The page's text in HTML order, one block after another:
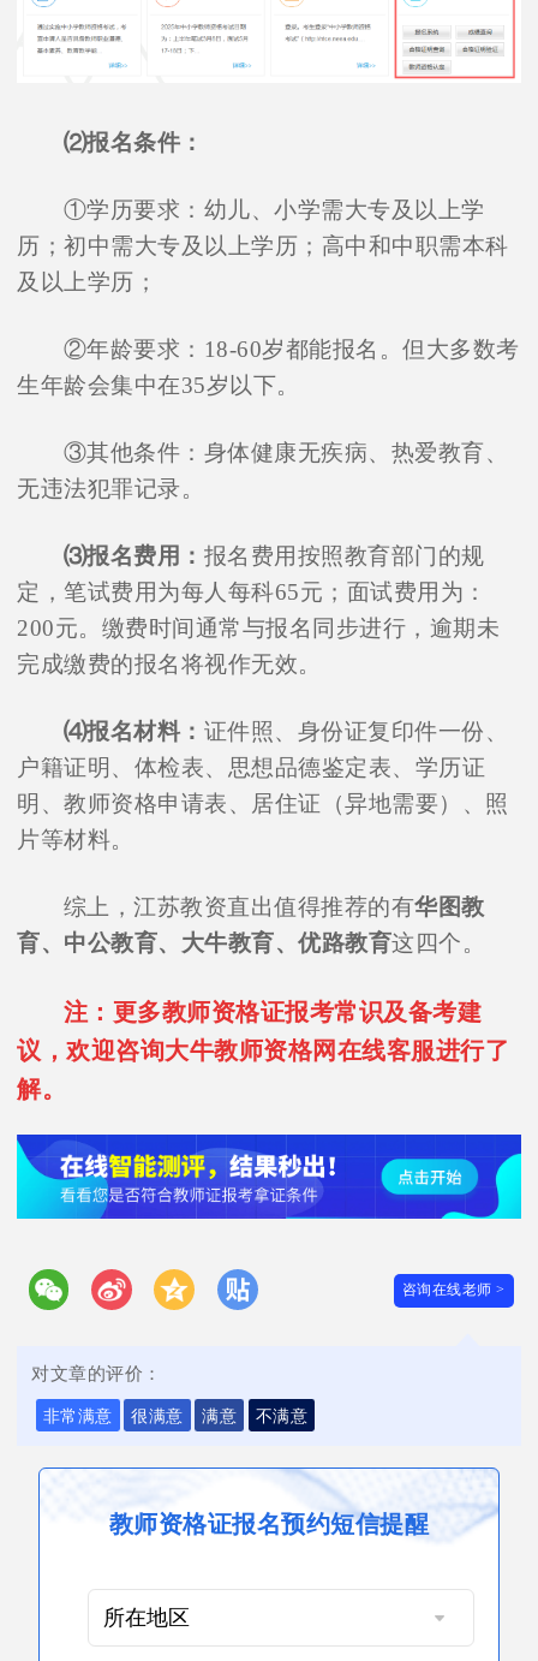
⑵报名条件：
①学历要求：幼儿、小学需大专及以上学
历；初中需大专及以上学历；高中和中职需本科
及以上学历；
②年龄要求：18-60岁都能报名。但大多数考
生年龄会集中在35岁以下。
③其他条件：身体健康无疾病、热爱教育、
无违法犯罪记录。
⑶报名费用： 报名费用按照教育部门的规
定，笔试费用为每人每科65元；面试费用为：
200元。缴费时间通常与报名同步进行，逾期未
完成缴费的报名将视作无效。
⑷报名材料： 证件照、身份证复印件一份、
户籍证明、体检表、思想品德鉴定表、学历证
明、教师资格申请表、居住证（异地需要）、照
片等材料。
综上，江苏教资直出值得推荐的有华图教
育、中公教育、大牛教育、优路教育这四个。
注：更多教师资格证报考常识及备考建
议，欢迎咨询大牛教师资格网在线客服进行了
解。
咨询在线老师 >
对文章的评价：
非常满意 很满意 满意 不满意
教师资格证报名预约短信提醒